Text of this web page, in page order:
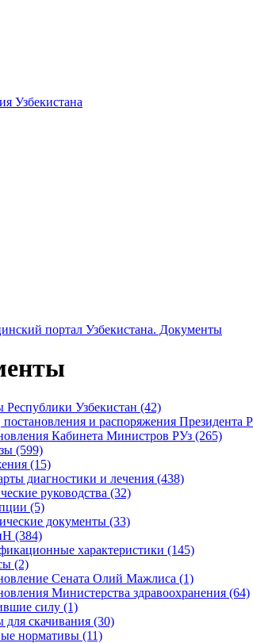
Узбекистана
портал Узбекистана. Документы
Республики Узбекистан (42)
постановления и распоряжения Президента
Кабинета Министров РУз (265)
(599)
(15)
диагностики и лечения (438)
руководства (32)
(5)
документы (33)
(384)
характеристики (145)
(2)
Сената Олий Мажлиса (1)
Министерства здравоохранения (64)
силу (1)
скачивания (30)
нормативы (11)